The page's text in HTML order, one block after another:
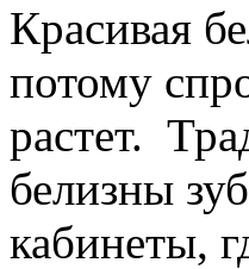
Красивая
потому
растет.
белизны
кабинеты,